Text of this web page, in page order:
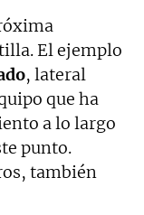
El ejemplo
, lateral
que ha
a lo largo
punto.
también